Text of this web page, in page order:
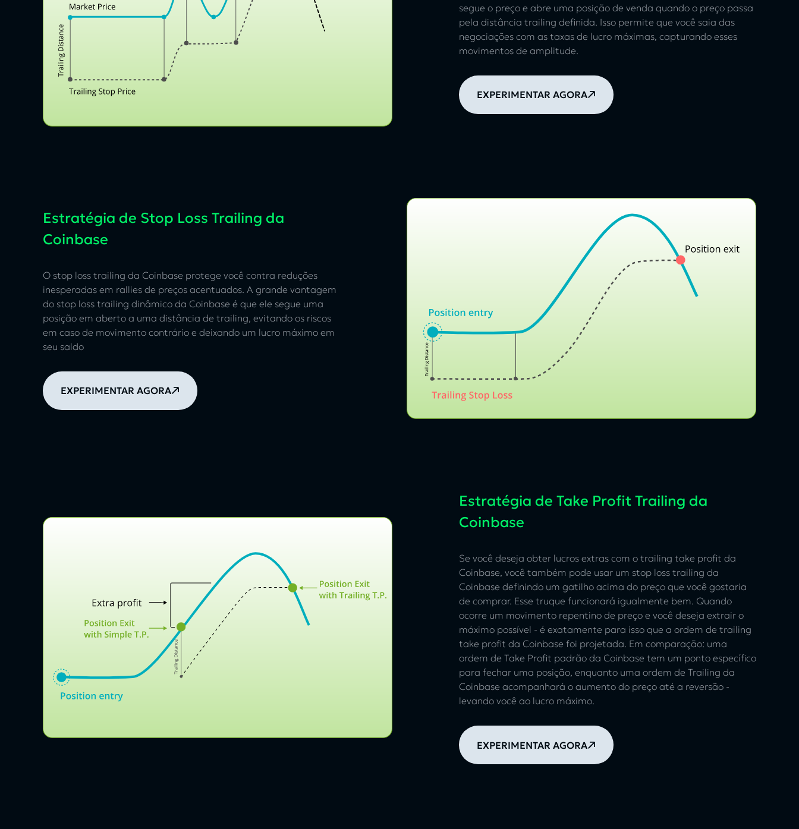
segue o preço e abre uma posição de venda quando o preço passa
pela distância trailing definida. Isso permite que você saia das
negociações com as taxas de lucro máximas, capturando esses
movimentos de amplitude.
EXPERIMENTAR AGORA
Estratégia de Stop Loss Trailing da
Coinbase
O stop loss trailing da Coinbase protege você contra reduções
inesperadas em rallies de preços acentuados. A grande vantagem
do stop loss trailing dinâmico da Coinbase é que ele segue uma
posição em aberto a uma distância de trailing, evitando os riscos
em caso de movimento contrário e deixando um lucro máximo em
seu saldo
EXPERIMENTAR AGORA
Estratégia de Take Profit Trailing da
Coinbase
Se você deseja obter lucros extras com o trailing take profit da
Coinbase, você também pode usar um stop loss trailing da
Coinbase definindo um gatilho acima do preço que você gostaria
de comprar. Esse truque funcionará igualmente bem. Quando
ocorre um movimento repentino de preço e você deseja extrair o
máximo possível - é exatamente para isso que a ordem de trailing
take profit da Coinbase foi projetada. Em comparação: uma
ordem de Take Profit padrão da Coinbase tem um ponto específico
para fechar uma posição, enquanto uma ordem de Trailing da
Coinbase acompanhará o aumento do preço até a reversão -
levando você ao lucro máximo.
EXPERIMENTAR AGORA